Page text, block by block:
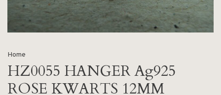
Home
HZ0055 HANGER Ag925
ROSE KWARTS 12MM